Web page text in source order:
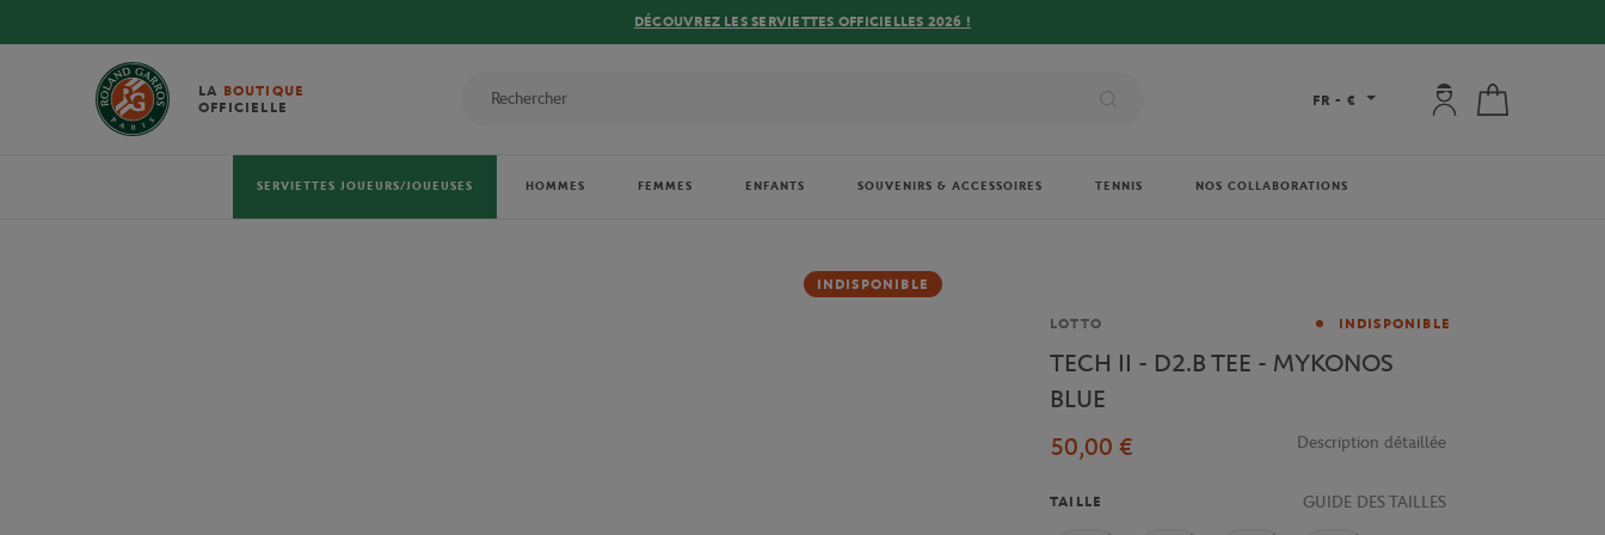
DÉCOUVREZ LES SERVIETTES OFFICIELLES 2026 !
LA BOUTIQUE
OFFICIELLE
FR - € Mon compte : se
SERVIETTES JOUEURS/JOUEUSES HOMMES FEMMES ENFANTS SOUVENIRS & ACCESSOIRES TENNIS NOS COLLABORATIONS
INDISPONIBLE
Marque
LOTTO INDISPONIBLE
TECH II - D2.B TEE - MYKONOS
BLUE
50,00 €
Description détaillée
TAILLE GUIDE DES TAILLES